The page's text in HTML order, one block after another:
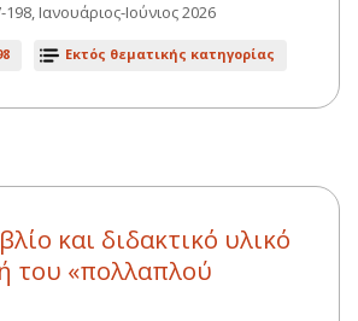
Ιανουάριος-Ιούνιος 2026
Εκτός θεματικής κατηγορίας
και διδακτικό υλικό
του «πολλαπλού